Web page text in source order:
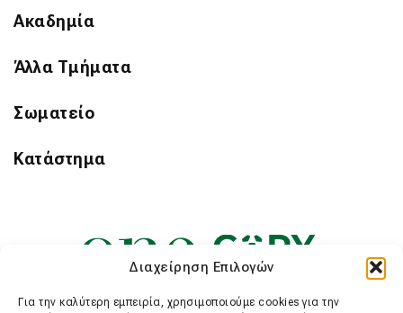
Διαχείρηση Επιλογών
Για την καλύτερη εμπειρία, χρησιμοποιούμε cookies για την
Ακαδημία
Άλλα Τμήματα
Σωματείο
Κατάστημα